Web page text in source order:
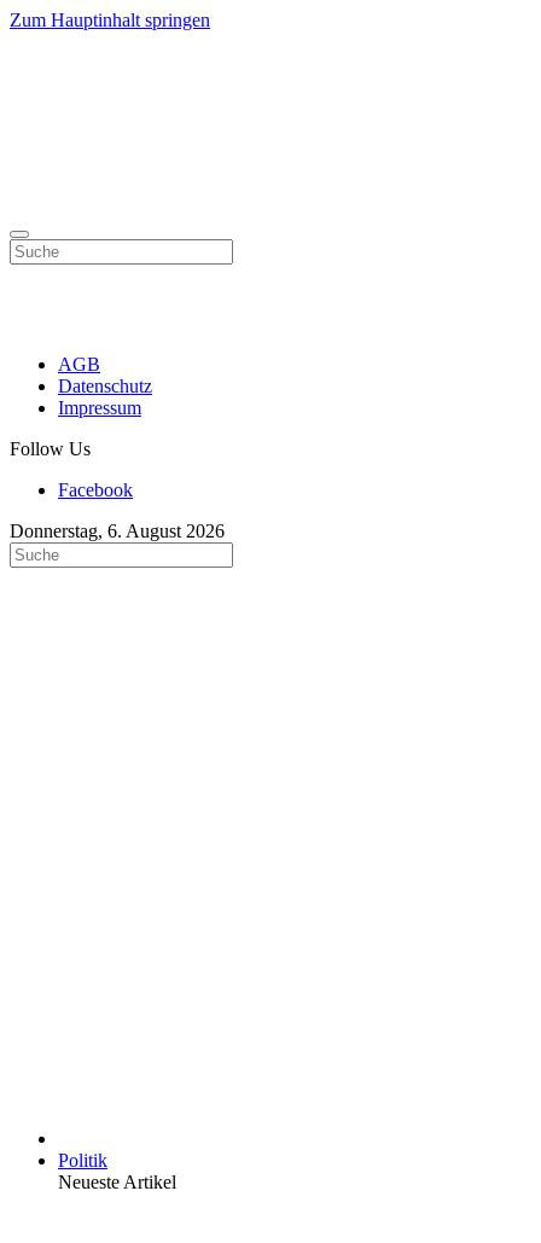
Zum Hauptinhalt springen
AGB
Datenschutz
Impressum
Follow Us
Facebook
Donnerstag, 6. August 2026
Politik
Neueste Artikel